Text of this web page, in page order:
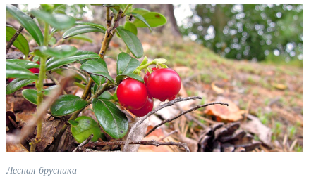
Лесная брусника